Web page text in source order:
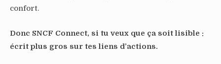
confort.
Donc SNCF Connect, si tu veux que ça soit lisible :
écrit plus gros sur tes liens d’actions.